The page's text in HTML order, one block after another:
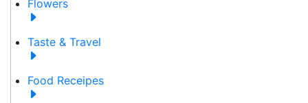
Flowers
Taste & Travel
Food Receipes